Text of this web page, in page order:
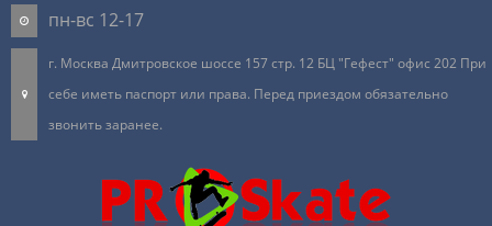
пн-вс 12-17
г. Москва Дмитровское шоссе 157 стр. 12 БЦ "Гефест" офис 202 При
себе иметь паспорт или права. Перед приездом обязательно
звонить заранее.